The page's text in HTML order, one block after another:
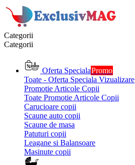
Categorii
Categorii
Oferta SpecialaPromo
Toate - Oferta Speciala Vizualizare
Promotie Articole Copii
Toate Promotie Articole Copii
Carucioare copii
Scaune auto copii
Scaune de masa
Patuturi copii
Leagane si Balansoare
Masinute copii